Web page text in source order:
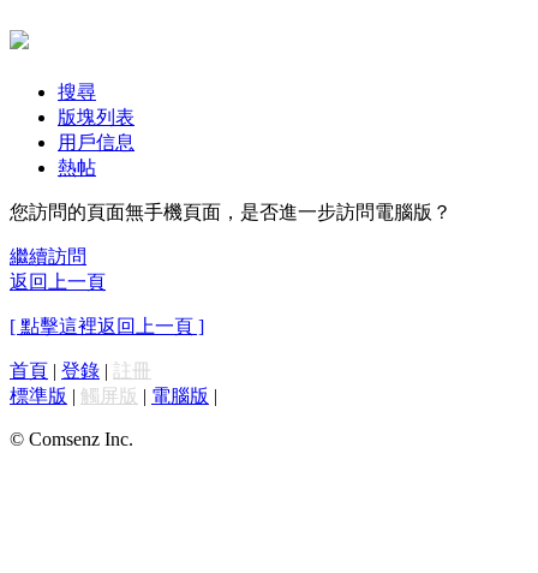
搜尋
版塊列表
用戶信息
熱帖
您訪問的頁面無手機頁面，是否進一步訪問電腦版？
繼續訪問
返回上一頁
[ 點擊這裡返回上一頁 ]
首頁 | 登錄 | 註冊
標準版 | 觸屏版 | 電腦版 |
© Comsenz Inc.